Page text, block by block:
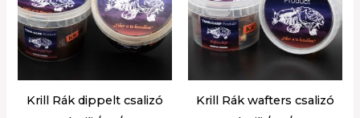
Krill Rák dippelt csalizó
Krill Rák wafters csalizó